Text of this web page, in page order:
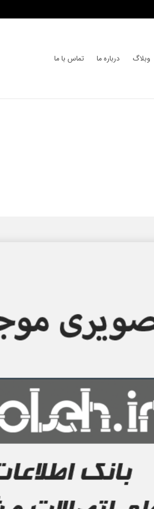
وبلاگ درباره ما تماس با ما